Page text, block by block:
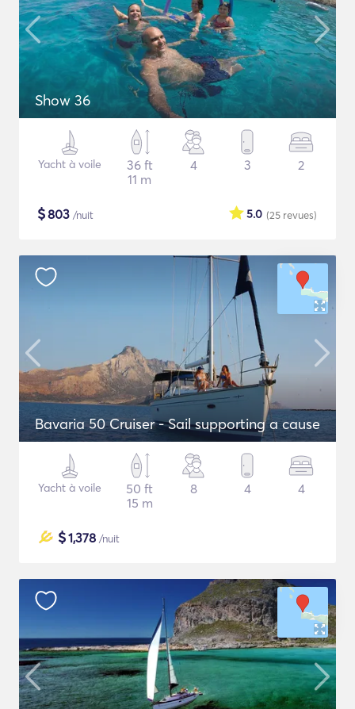
Show 36
Yacht à voile
36 ft
11 m
4 3 2
$803 /nuit (25 revues)
5.0
Bavaria 50 Cruiser - Sail supporting a cause
Yacht à voile
50 ft
15 m
8 4 4
$1,378 /nuit